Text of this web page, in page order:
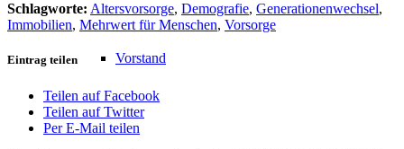
Vorstand
Schlagworte: Altersvorsorge, Demografie, Generationenwechsel,
Immobilien, Mehrwert für Menschen, Vorsorge
Eintrag teilen
Teilen auf Facebook
Teilen auf Twitter
Per E-Mail teilen